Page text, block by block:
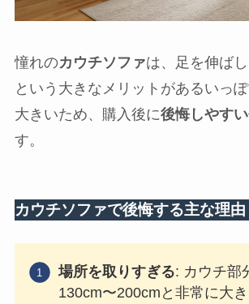
憧れのカウチソファは、足を伸ば
という大きなメリットがあるいっ
大きいため、購入後に後悔しやすい
す。
カウチソファで後悔する主な理由
場所を取りすぎる: カウチ部
130cm〜200cmと非常に大